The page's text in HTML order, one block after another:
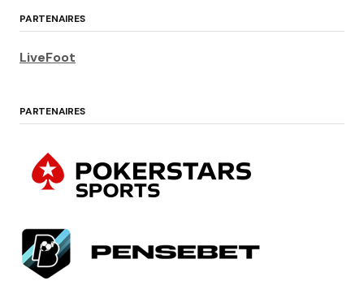
PARTENAIRES
LiveFoot
PARTENAIRES